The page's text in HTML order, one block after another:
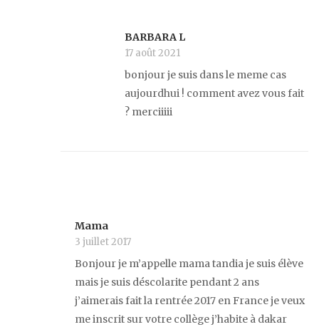
BARBARA L
17 août 2021
bonjour je suis dans le meme cas
aujourdhui ! comment avez vous fait
? merciiiii
Mama
3 juillet 2017
Bonjour je m’appelle mama tandia je suis élève
mais je suis déscolarite pendant 2 ans
j’aimerais fait la rentrée 2017 en France je veux
me inscrit sur votre collège j’habite à dakar